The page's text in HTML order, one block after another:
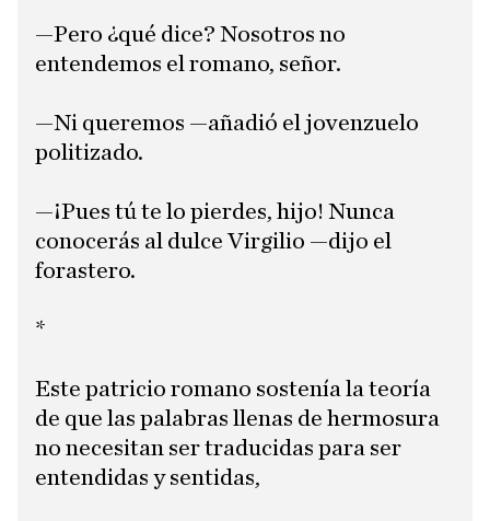
—Pero ¿qué dice? Nosotros no
entendemos el romano, señor.
—Ni queremos —añadió el jovenzuelo
politizado.
—¡Pues tú te lo pierdes, hijo! Nunca
conocerás al dulce Virgilio —dijo el
forastero.
*
Este patricio romano sostenía la teoría
de que las palabras llenas de hermosura
no necesitan ser traducidas para ser
entendidas y sentidas,